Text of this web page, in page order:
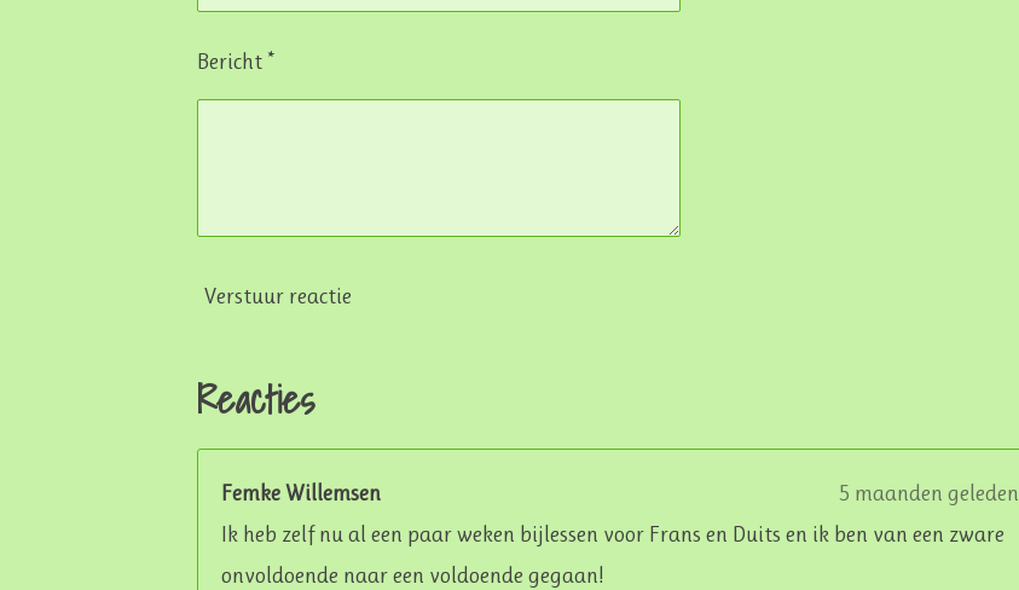
Bericht *
Verstuur reactie
Reacties
Femke Willemsen
5 maanden geleden
Ik heb zelf nu al een paar weken bijlessen voor Frans en Duits en ik ben van een zware
onvoldoende naar een voldoende gegaan!